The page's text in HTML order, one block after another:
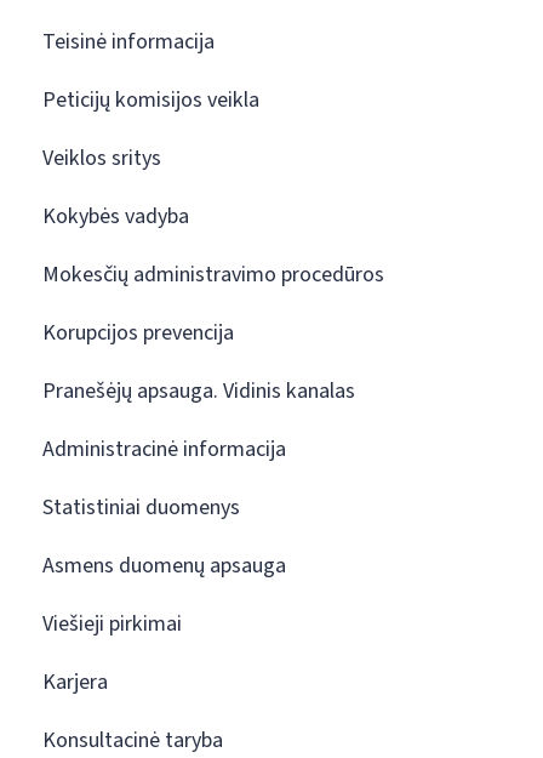
Teisinė informacija
Peticijų komisijos veikla
Veiklos sritys
Kokybės vadyba
Mokesčių administravimo procedūros
Korupcijos prevencija
Pranešėjų apsauga. Vidinis kanalas
Administracinė informacija
Statistiniai duomenys
Asmens duomenų apsauga
Viešieji pirkimai
Karjera
Konsultacinė taryba